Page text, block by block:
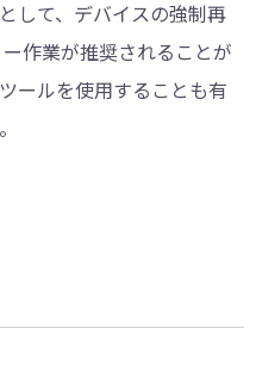
して、デバイスの強制再
作業が推奨されることが
ールを使用することも有